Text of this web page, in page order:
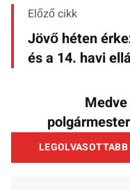
Előző cikk
Jövő héten
és a 14. havi
LEGOLVASOTTABB